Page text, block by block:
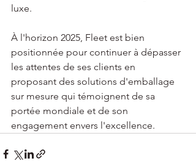
luxe.
À l'horizon 2025, Fleet est bien
positionnée pour continuer à dépasser
les attentes de ses clients en
proposant des solutions d'emballage
sur mesure qui témoignent de sa
portée mondiale et de son
engagement envers l'excellence.